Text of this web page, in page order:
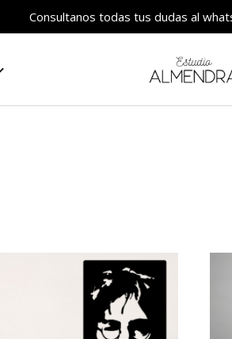
Consultanos todas tus dudas al